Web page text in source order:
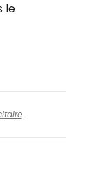
le
.